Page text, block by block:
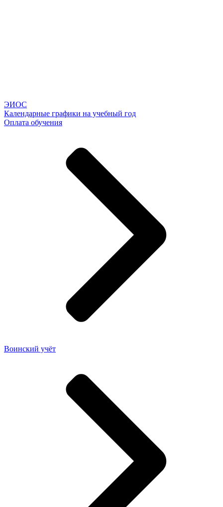
ЭИОС
Календарные графики на учебный год
Оплата обучения
Воинский учёт